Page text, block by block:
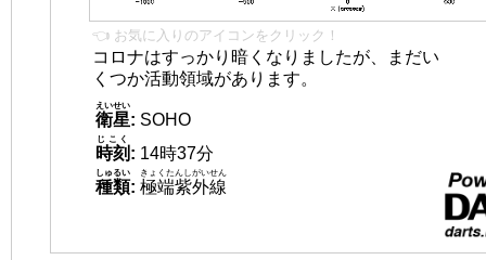
👈 お気に入りのアイコンをクリック！
コロナはすっかり暗くなりましたが、まだい
くつか活動領域があります。
衛星
えいせい
: SOHO
時刻
じこく
: 14時37分
種類
しゅるい
: 極端紫外線
きょくたんしがいせん